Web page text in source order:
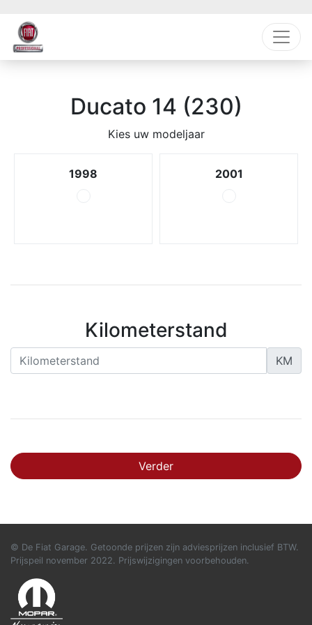
Ducato 14 (230)
Kies uw modeljaar
1998 2001
Kilometerstand
KM
Verder
© De Fiat Garage. Getoonde prijzen zijn adviesprijzen inclusief BTW.
Prijspeil november 2022. Prijswijzigingen voorbehouden.